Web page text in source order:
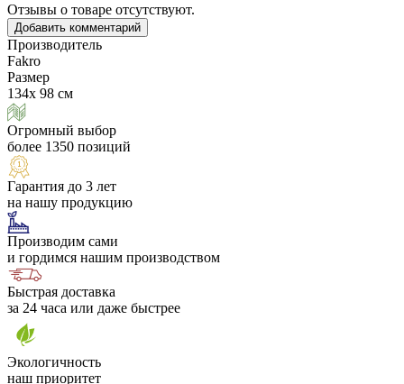
Отзывы о товаре отсутствуют.
Добавить комментарий
Производитель
Fakro
Размер
134х 98 см
Огромный выбор
более 1350 позиций
Гарантия до 3 лет
на нашу продукцию
Производим сами
и гордимся нашим производством
Быстрая доставка
за 24 часа или даже быстрее
Экологичность
наш приоритет